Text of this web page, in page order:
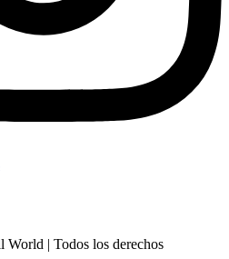
| Todos los derechos